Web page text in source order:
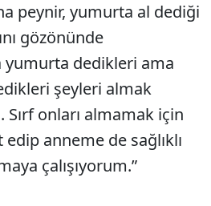
peynir, yumurta al dediği
gözönünde
dedikleri ama
şeyleri almak
onları almamak için
anneme de sağlıklı
çalışıyorum.”